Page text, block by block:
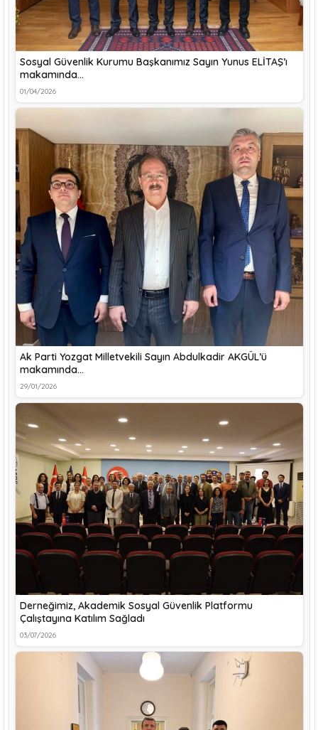
Sosyal Güvenlik Kurumu Başkanımız Sayın Yunus ELİTAŞ’ı
makamında…
01/04/2026
Ak Parti Yozgat Milletvekili Sayın Abdulkadir AKGÜL’ü
makamında…
29/01/2026
Derneğimiz, Akademik Sosyal Güvenlik Platformu
Çalıştayına Katılım Sağladı
03/07/2026